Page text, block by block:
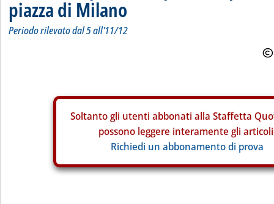
piazza di Milano
Periodo rilevato dal 5 all'11/12
Soltanto gli utenti abbonati alla Staffetta
possono leggere interamente gli
Richiedi un abbonamento di prova